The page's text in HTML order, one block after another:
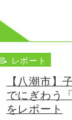
📝 レポート
【八潮市】
でにぎわう
をレポート